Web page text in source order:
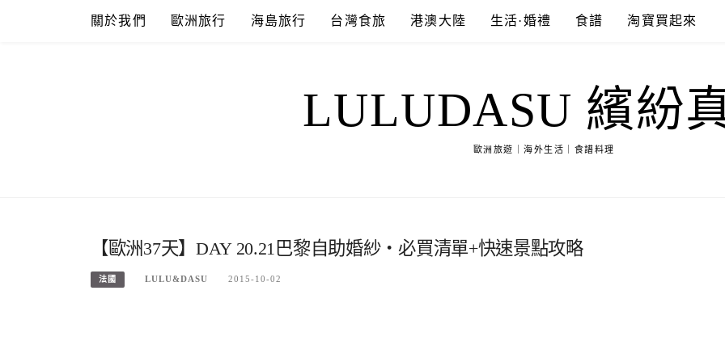
關於我們 歐洲旅行 海島旅行 台灣食旅 港澳大陸 生活·婚禮 食譜 淘寶買起來
LULUDASU 繽紛
歐洲旅遊｜海外生活｜食譜料理
【歐洲37天】DAY 20.21巴黎自助婚紗‧必買清單+快速景點攻略
法國 LULU&DASU 2015-10-02